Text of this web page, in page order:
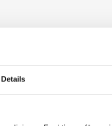
Details
Presse